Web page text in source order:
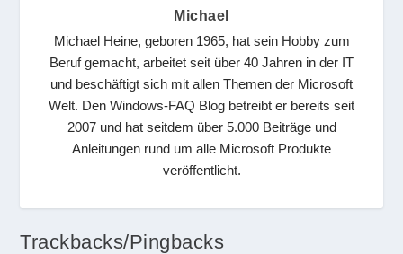
Michael
Michael Heine, geboren 1965, hat sein Hobby zum
Beruf gemacht, arbeitet seit über 40 Jahren in der IT
und beschäftigt sich mit allen Themen der Microsoft
Welt. Den Windows-FAQ Blog betreibt er bereits seit
2007 und hat seitdem über 5.000 Beiträge und
Anleitungen rund um alle Microsoft Produkte
veröffentlicht.
Trackbacks/Pingbacks